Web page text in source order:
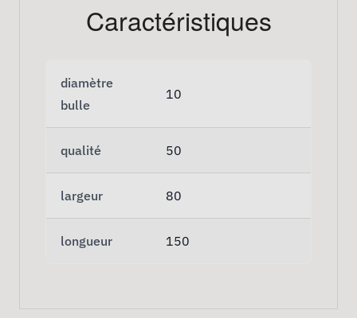
Caractéristiques
diamètre
bulle
10
qualité 50
largeur 80
longueur 150